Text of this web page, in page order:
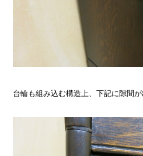
台輪も組み込む構造上、下記に隙間